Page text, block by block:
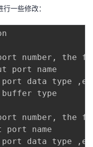
一些修改：
number ,
the
port name
data type
, e
type
number ,
the
port name
data type
, e